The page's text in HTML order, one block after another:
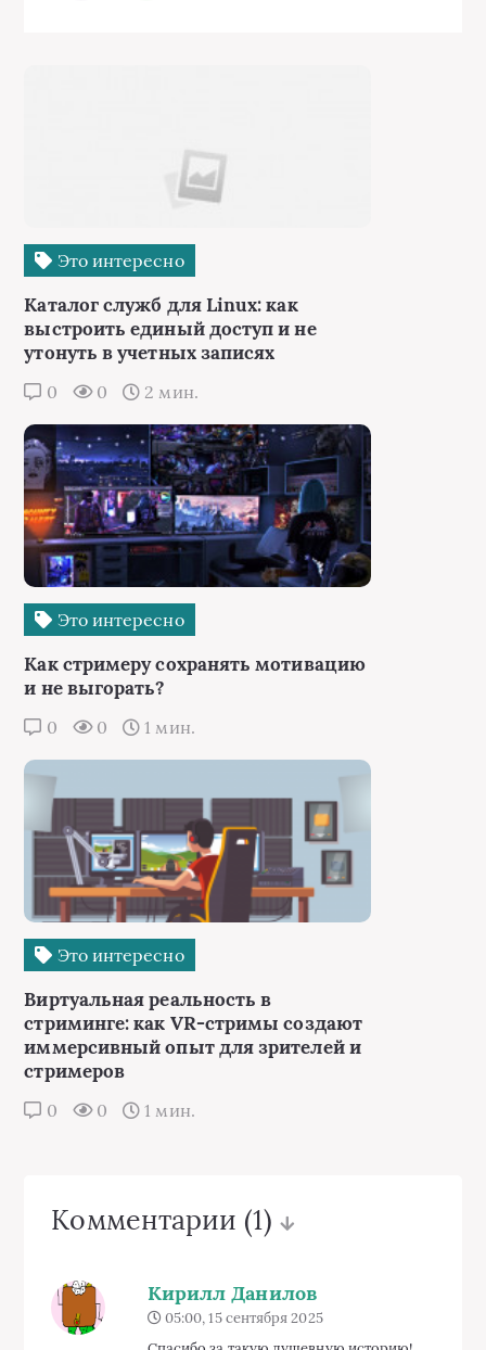
Это интересно
Каталог служб для Linux: как
выстроить единый доступ и не
утонуть в учетных записях
0 0 2 мин.
Это интересно
Как стримеру сохранять мотивацию
и не выгорать?
0 0 1 мин.
Это интересно
Виртуальная реальность в
стриминге: как VR-стримы создают
иммерсивный опыт для зрителей и
стримеров
0 0 1 мин.
Комментарии (1)
Кирилл Данилов
05:00, 15 сентября 2025